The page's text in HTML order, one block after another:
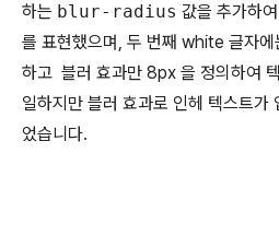
하는 blur-radius 값을 추가하
를 표현했으며, 두 번째 white 글자
하고 블러 효과만 8px 을 정의하여
일하지만 블러 효과로 인헤 텍스트가
었습니다.